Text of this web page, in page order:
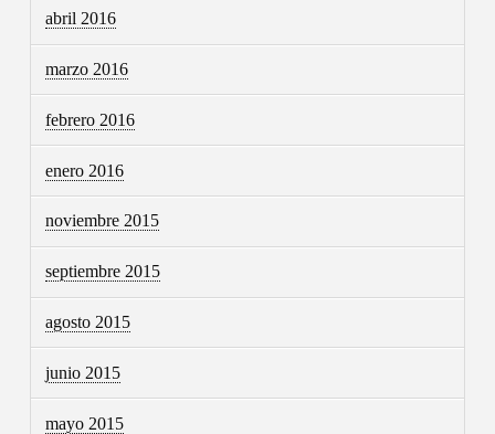
abril 2016
marzo 2016
febrero 2016
enero 2016
noviembre 2015
septiembre 2015
agosto 2015
junio 2015
mayo 2015